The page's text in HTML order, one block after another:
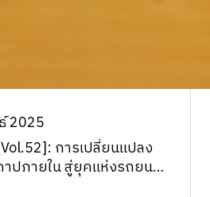
2025
การเปลี่ยนแปลง
ปภายใน สู่ยุคแห่งรถยนต์